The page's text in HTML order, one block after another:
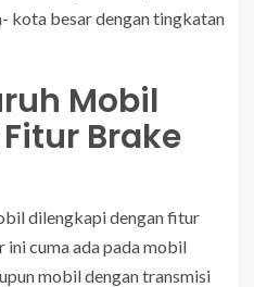
kota besar dengan tingkatan
Mobil
Brake
dilengkapi dengan fitur
cuma ada pada mobil
mobil dengan transmisi